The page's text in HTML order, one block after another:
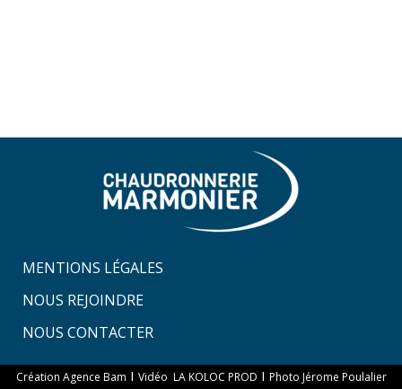
MENTIONS LÉGALES
NOUS REJOINDRE
NOUS CONTACTER
Création Agence Bam I Vidéo LA KOLOC PROD I Photo Jérome Poulalier